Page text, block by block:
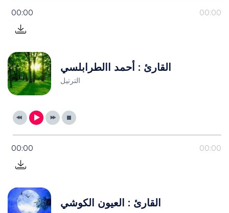
00:00 00:00
القارئ : أحمد االطرابلسي
الترتيل
00:00 00:00
القارئ : العيون الكوشي